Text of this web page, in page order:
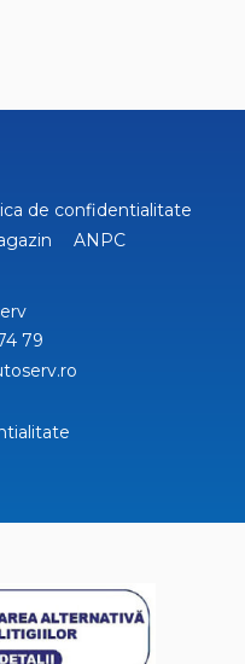
de confidentialitate
ANPC
79